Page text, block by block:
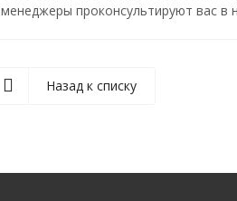
менеджеры проконсультируют вас
Назад к списку